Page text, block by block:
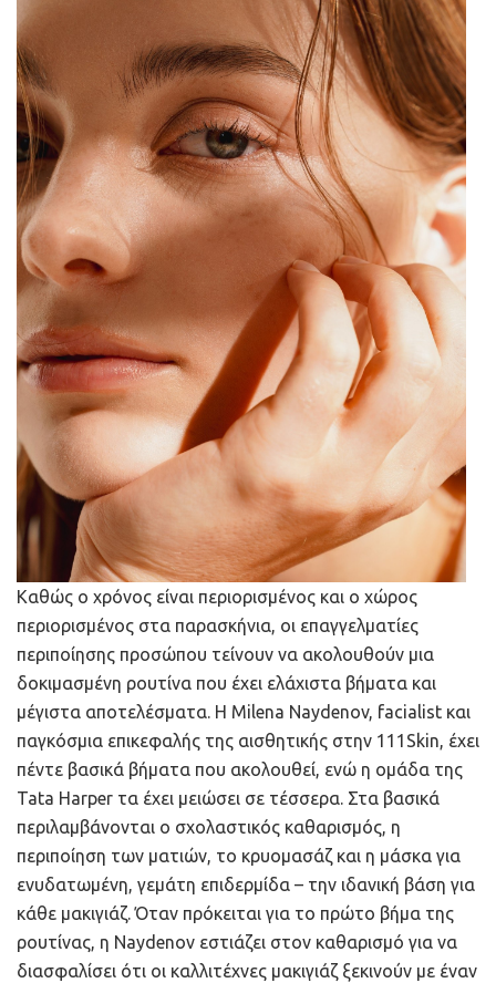
Καθώς ο χρόνος είναι περιορισμένος και ο χώρος
περιορισμένος στα παρασκήνια, οι επαγγελματίες
περιποίησης προσώπου τείνουν να ακολουθούν μια
δοκιμασμένη ρουτίνα που έχει ελάχιστα βήματα και
μέγιστα αποτελέσματα. Η Milena Naydenov, facialist και
παγκόσμια επικεφαλής της αισθητικής στην 111Skin, έχει
πέντε βασικά βήματα που ακολουθεί, ενώ η ομάδα της
Tata Harper τα έχει μειώσει σε τέσσερα. Στα βασικά
περιλαμβάνονται ο σχολαστικός καθαρισμός, η
περιποίηση των ματιών, το κρυομασάζ και η μάσκα για
ενυδατωμένη, γεμάτη επιδερμίδα – την ιδανική βάση για
κάθε μακιγιάζ. Όταν πρόκειται για το πρώτο βήμα της
ρουτίνας, η Naydenov εστιάζει στον καθαρισμό για να
διασφαλίσει ότι οι καλλιτέχνες μακιγιάζ ξεκινούν με έναν